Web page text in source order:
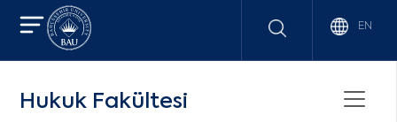
EN
Hukuk Fakültesi